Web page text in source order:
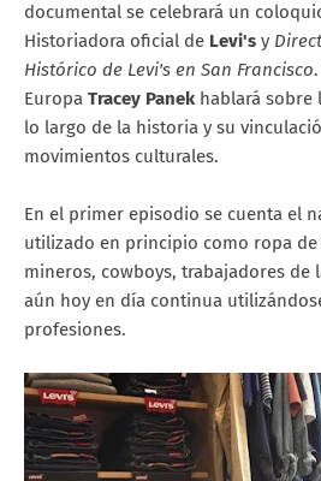
documental se celebrará un
Historiadora oficial de Levi's y
Histórico de Levi's en San Francisco
Europa Tracey Panekhablará sobre
lo largo de la historia y su
movimientos culturales.
En el primer episodio se cuenta el
utilizado en principio como ropa
mineros, cowboys, trabajadores de
aún hoy en día continua
profesiones.